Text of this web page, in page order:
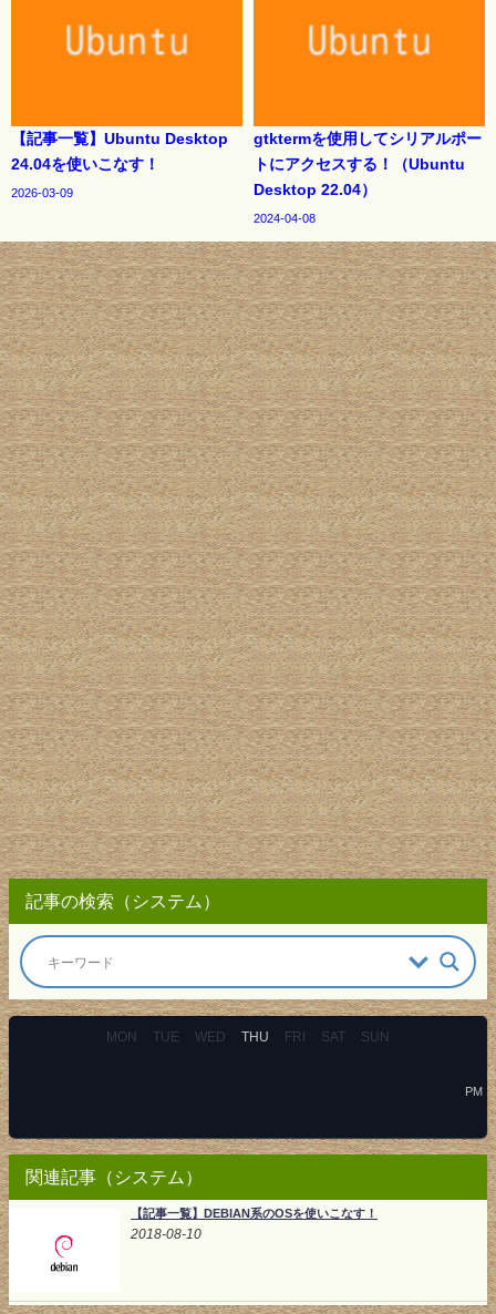
【記事一覧】Ubuntu Desktop
24.04を使いこなす！
2026-03-09
gtktermを使用してシリアルポー
トにアクセスする！（Ubuntu
Desktop 22.04）
2024-04-08
記事の検索（システム）
MON TUE WED THU FRI SAT SUN
PM
関連記事（システム）
【記事一覧】DEBIAN系のOSを使いこなす！
2018-08-10